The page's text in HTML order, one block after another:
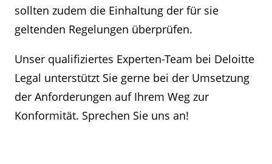
sollten zudem die Einhaltung der für sie
geltenden Regelungen überprüfen.
Unser qualifiziertes Experten-Team bei Deloitte
Legal unterstützt Sie gerne bei der Umsetzung
der Anforderungen auf Ihrem Weg zur
Konformität. Sprechen Sie uns an!